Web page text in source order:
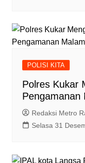
POLISI KITA
Polres Kukar
Pengamanan
Redaksi Metro
Selasa 31